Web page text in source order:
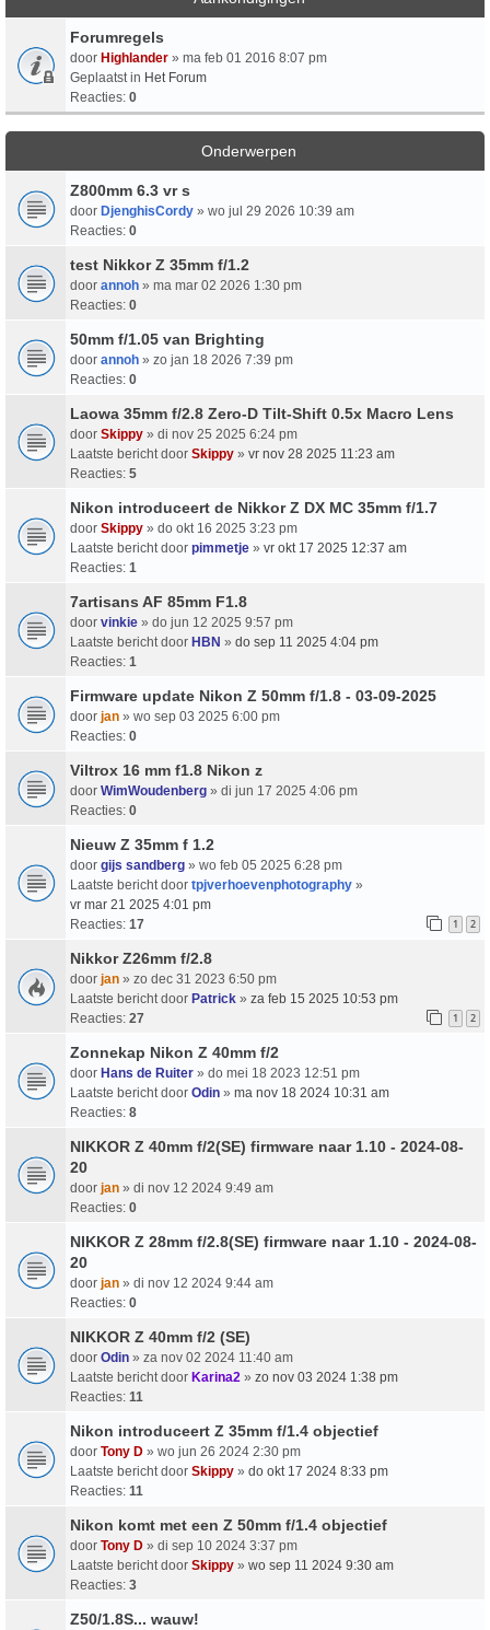
Forumregels
door Highlander » ma feb 01 2016 8:07 pm
Geplaatst in Het Forum
Reacties: 0
Onderwerpen
Z800mm 6.3 vr s
door DjenghisCordy » wo jul 29 2026 10:39 am
Reacties: 0
test Nikkor Z 35mm f/1.2
door annoh » ma mar 02 2026 1:30 pm
Reacties: 0
50mm f/1.05 van Brighting
door annoh » zo jan 18 2026 7:39 pm
Reacties: 0
Laowa 35mm f/2.8 Zero-D Tilt-Shift 0.5x Macro Lens
door Skippy » di nov 25 2025 6:24 pm
Laatste bericht door Skippy » vr nov 28 2025 11:23 am
Reacties: 5
Nikon introduceert de Nikkor Z DX MC 35mm f/1.7
door Skippy » do okt 16 2025 3:23 pm
Laatste bericht door pimmetje » vr okt 17 2025 12:37 am
Reacties: 1
7artisans AF 85mm F1.8
door vinkie » do jun 12 2025 9:57 pm
Laatste bericht door HBN » do sep 11 2025 4:04 pm
Reacties: 1
Firmware update Nikon Z 50mm f/1.8 - 03-09-2025
door jan » wo sep 03 2025 6:00 pm
Reacties: 0
Viltrox 16 mm f1.8 Nikon z
door WimWoudenberg » di jun 17 2025 4:06 pm
Reacties: 0
Nieuw Z 35mm f 1.2
door gijs sandberg » wo feb 05 2025 6:28 pm
Laatste bericht door tpjverhoevenphotography »
vr mar 21 2025 4:01 pm
Reacties: 17 1 2
Nikkor Z26mm f/2.8
door jan » zo dec 31 2023 6:50 pm
Laatste bericht door Patrick » za feb 15 2025 10:53 pm
Reacties: 27 1 2
Zonnekap Nikon Z 40mm f/2
door Hans de Ruiter » do mei 18 2023 12:51 pm
Laatste bericht door Odin » ma nov 18 2024 10:31 am
Reacties: 8
NIKKOR Z 40mm f/2(SE) firmware naar 1.10 - 2024-08-
20
door jan » di nov 12 2024 9:49 am
Reacties: 0
NIKKOR Z 28mm f/2.8(SE) firmware naar 1.10 - 2024-08-
20
door jan » di nov 12 2024 9:44 am
Reacties: 0
NIKKOR Z 40mm f/2 (SE)
door Odin » za nov 02 2024 11:40 am
Laatste bericht door Karina2 » zo nov 03 2024 1:38 pm
Reacties: 11
Nikon introduceert Z 35mm f/1.4 objectief
door Tony D » wo jun 26 2024 2:30 pm
Laatste bericht door Skippy » do okt 17 2024 8:33 pm
Reacties: 11
Nikon komt met een Z 50mm f/1.4 objectief
door Tony D » di sep 10 2024 3:37 pm
Laatste bericht door Skippy » wo sep 11 2024 9:30 am
Reacties: 3
Z50/1.8S... wauw!